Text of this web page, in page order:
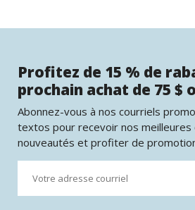
Profitez de 15 % de
prochain achat de 75 $
Abonnez-vous à nos courriels
textos pour recevoir nos
nouveautés et profiter de